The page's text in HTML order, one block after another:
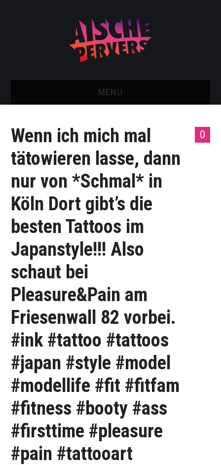
MENU
NEU: AISCHE SHOP!
TELEGRAM GRUPPE
IMPRESSUM
0
Wenn ich mich mal
tätowieren lasse, dann
nur von *Schmal* in
Köln Dort gibt’s die
besten Tattoos im
Japanstyle!!! Also
schaut bei
Pleasure&Pain am
Friesenwall 82 vorbei.
#ink #tattoo #tattoos
#japan #style #model
#modellife #fit #fitfam
#fitness #booty #ass
#firsttime #pleasure
#pain #tattooart